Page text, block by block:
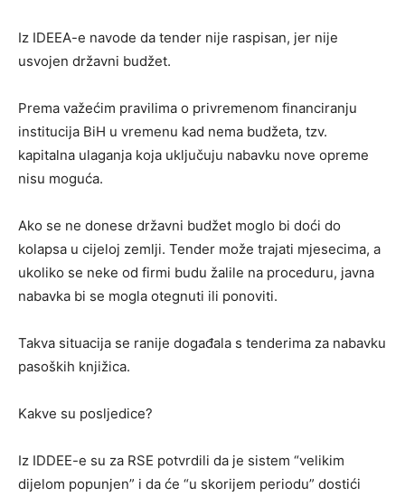
Iz IDEEA-e navode da tender nije raspisan, jer nije
usvojen državni budžet.
Prema važećim pravilima o privremenom financiranju
institucija BiH u vremenu kad nema budžeta, tzv.
kapitalna ulaganja koja uključuju nabavku nove opreme
nisu moguća.
Ako se ne donese državni budžet moglo bi doći do
kolapsa u cijeloj zemlji. Tender može trajati mjesecima, a
ukoliko se neke od firmi budu žalile na proceduru, javna
nabavka bi se mogla otegnuti ili ponoviti.
Takva situacija se ranije događala s tenderima za nabavku
pasoških knjižica.
Kakve su posljedice?
Iz IDDEE-e su za RSE potvrdili da je sistem “velikim
dijelom popunjen” i da će “u skorijem periodu” dostići